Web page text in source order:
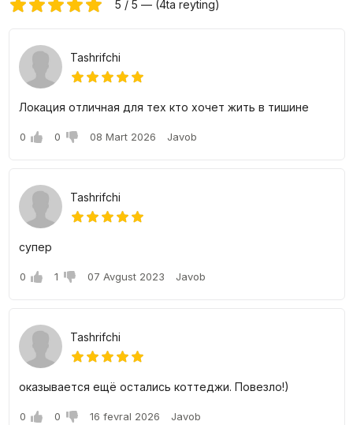
5 / 5 — (4ta reyting)
Tashrifchi
Локация отличная для тех кто хочет жить в тишине
0 0 08 Mart 2026 Javob
Tashrifchi
супер
0 1 07 Avgust 2023 Javob
Tashrifchi
оказывается ещё остались коттеджи. Повезло!)
0 0 16 fevral 2026 Javob